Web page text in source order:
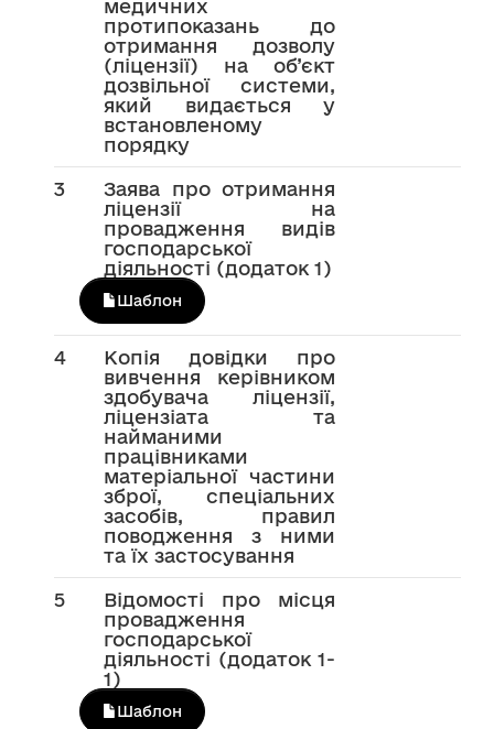
медичних
протипоказань до
отримання дозволу
(ліцензії) на об’єкт
дозвільної системи,
який видається у
встановленому
порядку
3
Заява про отримання
ліцензії на
провадження видів
господарської
діяльності (додаток 1)
Шаблон
4
Копія довідки про
вивчення керівником
здобувача ліцензії,
ліцензіата та
найманими
працівниками
матеріальної частини
зброї, спеціальних
засобів, правил
поводження з ними
та їх застосування
5
Відомості про місця
провадження
господарської
діяльності (додаток 1-
1)
Шаблон